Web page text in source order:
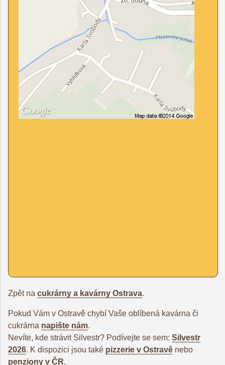
Zpět na cukrárny a kavárny Ostrava.
Pokud Vám v Ostravě chybí Vaše oblíbená kavárna či
cukrárna napište nám.
Nevíte, kde strávit Silvestr? Podívejte se sem: Silvestr
2026. K dispozici jsou také pizzerie v Ostravě nebo
penziony v ČR.